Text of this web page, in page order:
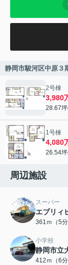
静岡市駿河区中原
2号棟
3,980
28.67
1号棟
4,080
26.54
周辺施設
スーパー
エブリィ
361ｍ（5分
小学校
静岡市立
412ｍ（6分